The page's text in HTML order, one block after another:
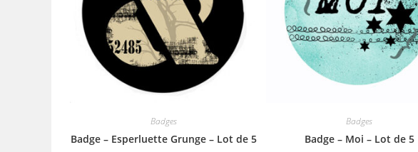
Badges
Badge – Esperluette Grunge – Lot de 5
Badges
Badge – Moi – Lot de 5